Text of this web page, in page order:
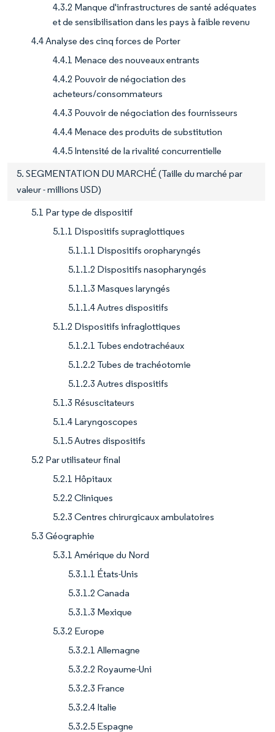
4.3.2 Manque d'infrastructures de santé adéquates
et de sensibilisation dans les pays à faible revenu
4.4 Analyse des cinq forces de Porter
4.4.1 Menace des nouveaux entrants
4.4.2 Pouvoir de négociation des
acheteurs/consommateurs
4.4.3 Pouvoir de négociation des fournisseurs
4.4.4 Menace des produits de substitution
4.4.5 Intensité de la rivalité concurrentielle
5. SEGMENTATION DU MARCHÉ (Taille du marché par
valeur - millions USD)
5.1 Par type de dispositif
5.1.1 Dispositifs supraglottiques
5.1.1.1 Dispositifs oropharyngés
5.1.1.2 Dispositifs nasopharyngés
5.1.1.3 Masques laryngés
5.1.1.4 Autres dispositifs
5.1.2 Dispositifs infraglottiques
5.1.2.1 Tubes endotrachéaux
5.1.2.2 Tubes de trachéotomie
5.1.2.3 Autres dispositifs
5.1.3 Résuscitateurs
5.1.4 Laryngoscopes
5.1.5 Autres dispositifs
5.2 Par utilisateur final
5.2.1 Hôpitaux
5.2.2 Cliniques
5.2.3 Centres chirurgicaux ambulatoires
5.3 Géographie
5.3.1 Amérique du Nord
5.3.1.1 États-Unis
5.3.1.2 Canada
5.3.1.3 Mexique
5.3.2 Europe
5.3.2.1 Allemagne
5.3.2.2 Royaume-Uni
5.3.2.3 France
5.3.2.4 Italie
5.3.2.5 Espagne